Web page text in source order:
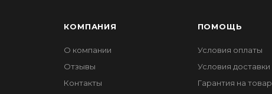
КОМПАНИЯ
О компании
Отзывы
Контакты
ПОМОЩЬ
Условия оплаты
Условия доставки
Гарантия на товар